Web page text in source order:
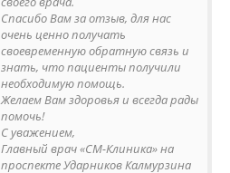
Спасибо Вам за отзыв, для нас
очень ценно получать
своевременную обратную связь и
знать, что пациенты получили
необходимую помощь.
Желаем Вам здоровья и всегда рады
помочь!
С уважением,
Главный врач «СМ-Клиника» на
проспекте Ударников Калмурзина